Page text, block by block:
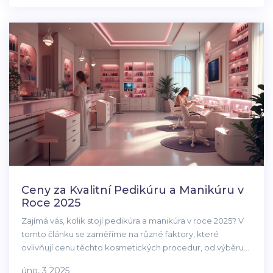
Ceny za Kvalitní Pedikúru a Manikúru v
Roce 2025
Zajímá vás, kolik stojí pedikúra a manikúra v roce 2025? V
tomto článku se zaměříme na různé faktory, které
ovlivňují cenu těchto kosmetických procedur, od výběru
úno, 3 2025